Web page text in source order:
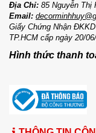
Địa Chỉ: 85 Nguyễn Thị
Email:
Giấy Chứng Nhận
TP.HCM cấp ngày 20/
Hình thức thanh